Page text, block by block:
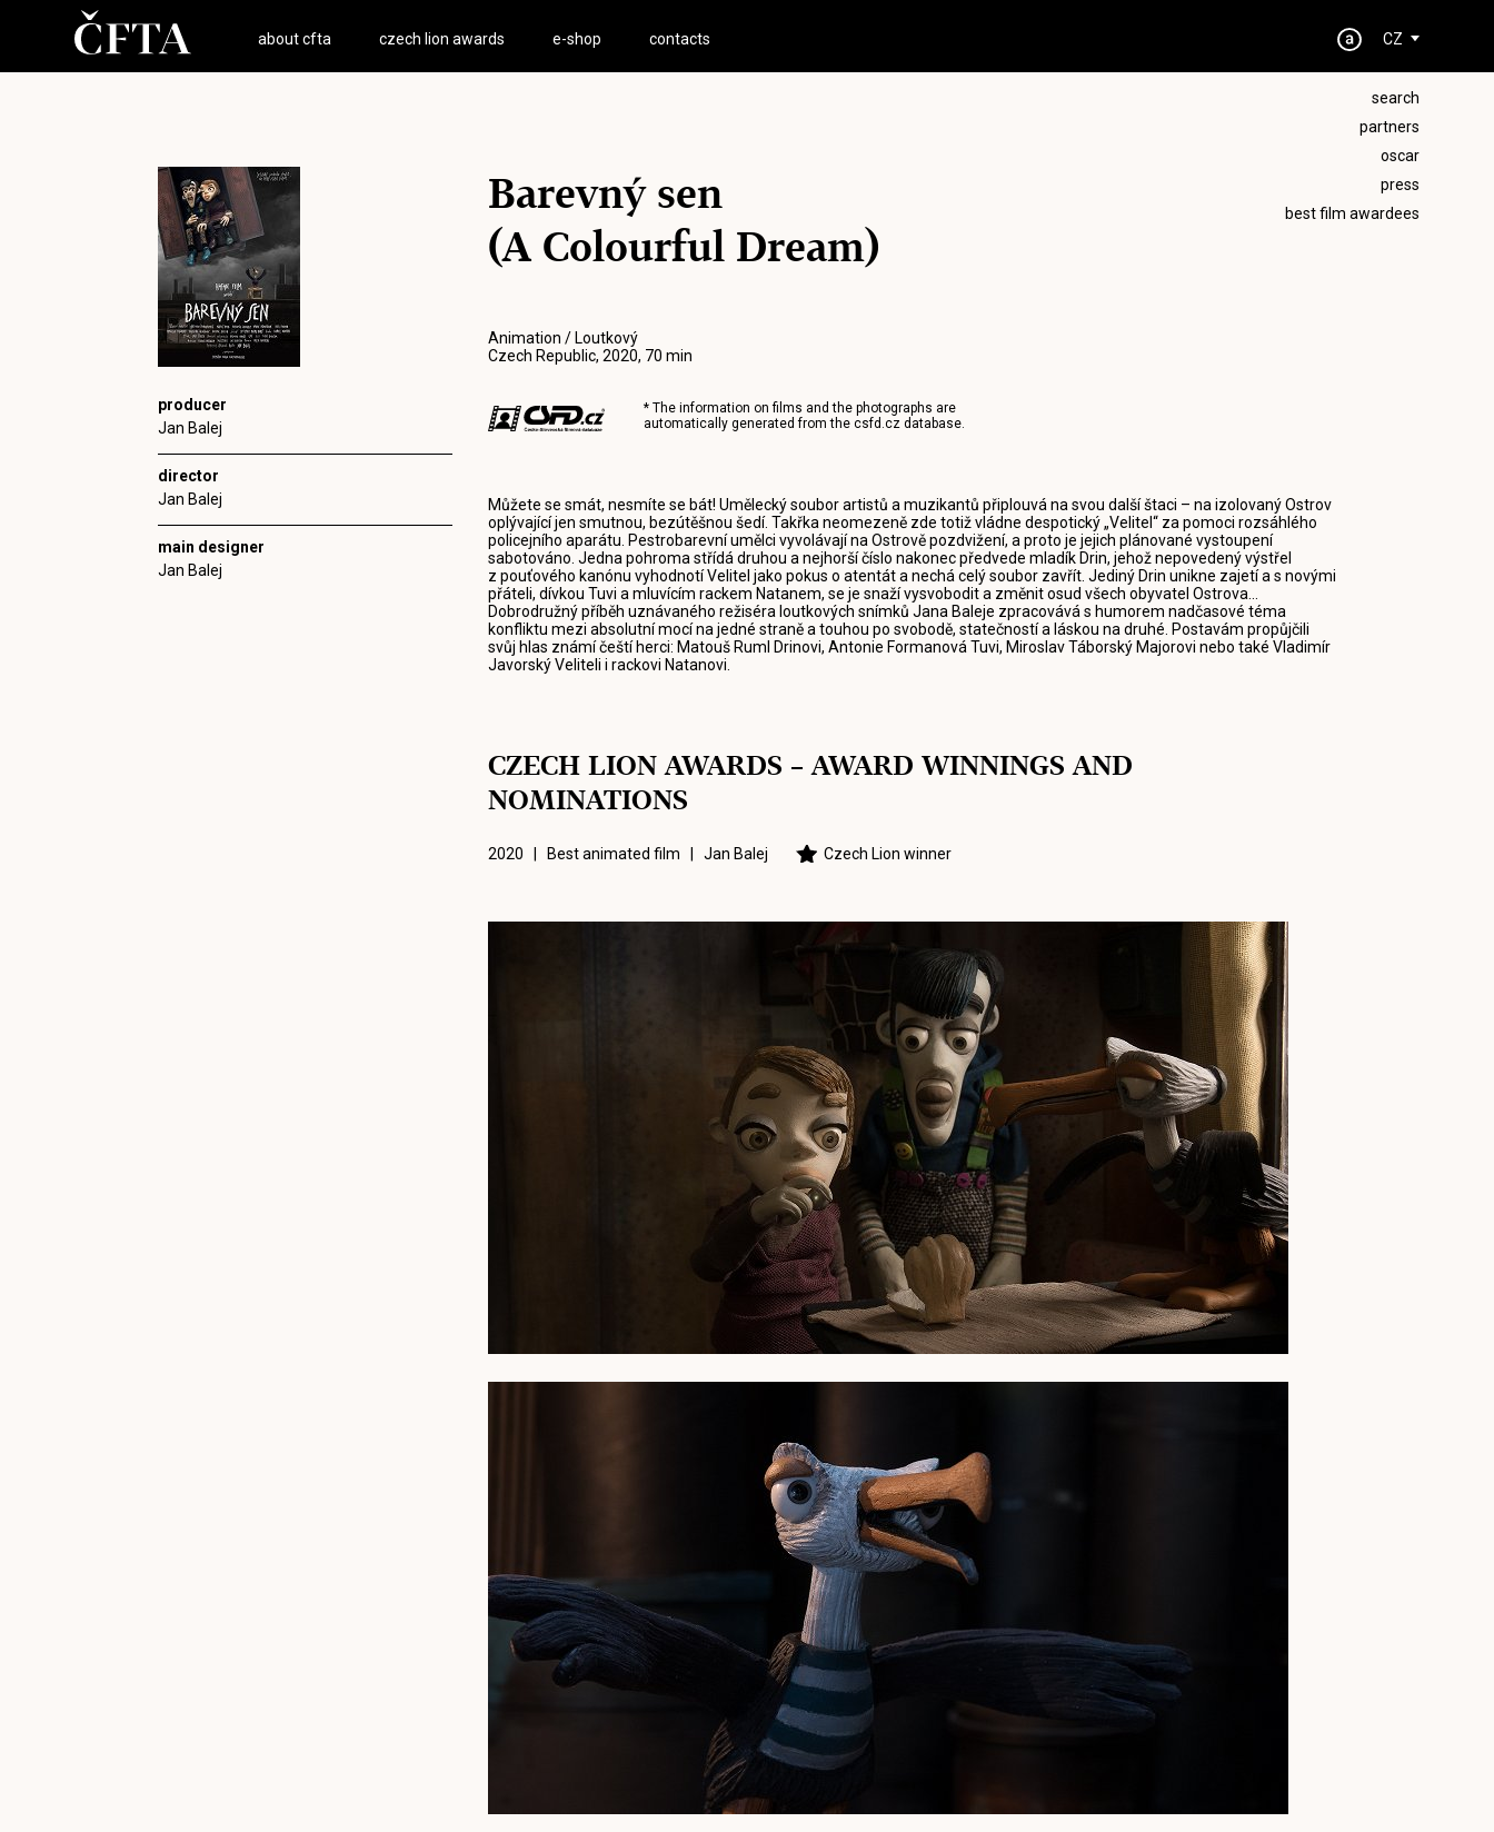
about cfta czech lion awards e-shop contacts CZ
search
partners
oscar
press
best film awardees
producer
Jan Balej
director
Jan Balej
main designer
Jan Balej
Barevný sen
(A Colourful Dream)
Animation / Loutkový
Czech Republic, 2020, 70 min
* The information on films and the photographs are
automatically generated from the csfd.czdatabase.
Můžete se smát, nesmíte se bát! Umělecký soubor artistů a muzikantů připlouvá na svou další štaci – na izolovaný Ostrov
oplývající jen smutnou, bezútěšnou šedí. Takřka neomezeně zde totiž vládne despotický „Velitel“ za pomoci rozsáhlého
policejního aparátu. Pestrobarevní umělci vyvolávají na Ostrově pozdvižení, a proto je jejich plánované vystoupení
sabotováno. Jedna pohroma střídá druhou a nejhorší číslo nakonec předvede mladík Drin, jehož nepovedený výstřel
z pouťového kanónu vyhodnotí Velitel jako pokus o atentát a nechá celý soubor zavřít. Jediný Drin unikne zajetí a s novými
přáteli, dívkou Tuvi a mluvícím rackem Natanem, se je snaží vysvobodit a změnit osud všech obyvatel Ostrova...
Dobrodružný příběh uznávaného režiséra loutkových snímků Jana Baleje zpracovává s humorem nadčasové téma
konfliktu mezi absolutní mocí na jedné straně a touhou po svobodě, statečností a láskou na druhé. Postavám propůjčili
svůj hlas známí čeští herci: Matouš Ruml Drinovi, Antonie Formanová Tuvi, Miroslav Táborský Majorovi nebo také Vladimír
Javorský Veliteli i rackovi Natanovi.
CZECH LION AWARDS – AWARD WINNINGS AND
NOMINATIONS
2020 | Best animated film | Jan Balej Czech Lion winner